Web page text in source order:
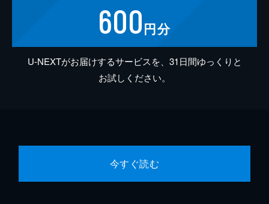
600円分
U-NEXTがお届けするサービスを、31日間ゆっくりと
お試しください。
今すぐ読む